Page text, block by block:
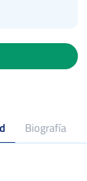
Biografía